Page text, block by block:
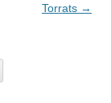
Torrats →